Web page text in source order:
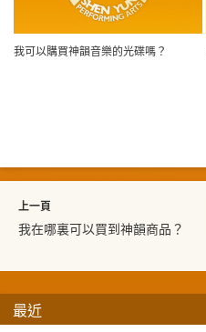
我可以購買神韻音樂的光碟嗎？
上一頁
我在哪裏可以買到神韻商品？
最近